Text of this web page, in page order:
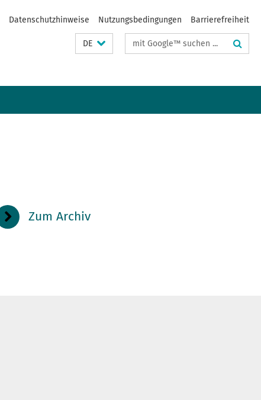
Datenschutzhinweise Nutzungsbedingungen Barrierefreiheit
DE Suchbegriffe
Zum Archiv